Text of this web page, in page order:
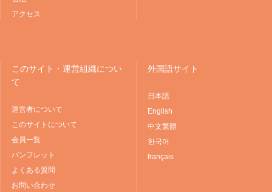
アクセス
このサイト・運営組織につい
て
運営者について
このサイトについて
会員一覧
パンフレット
よくある質問
お問い合わせ
外国語サイト
日本語
English
中文繁體
한국어
français